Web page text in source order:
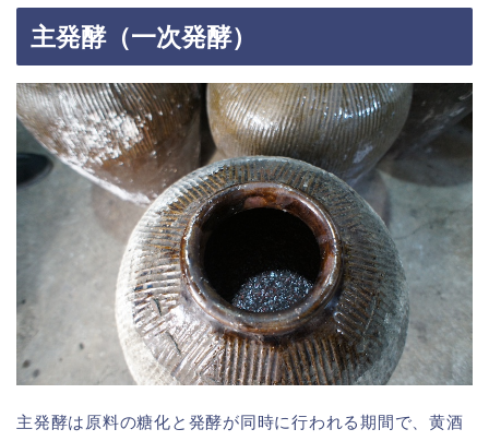
主発酵（一次発酵）
主発酵は原料の糖化と発酵が同時に行われる期間で、黄酒